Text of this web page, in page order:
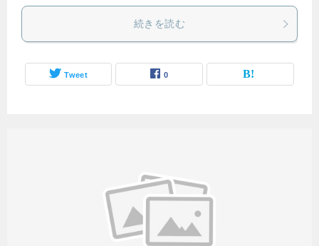
続きを読む
Tweet 0